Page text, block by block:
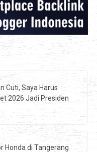
Cuti, Saya Harus
2026 Jadi Presiden
Honda di Tangerang